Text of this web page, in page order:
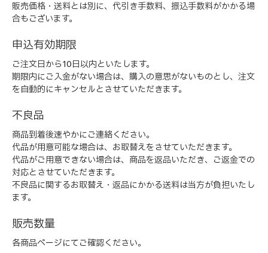
販売価格・送料とは別に、代引き手数料、振込手数料がかかる場
合もございます。
申込有効期限
ご注文日から10日以内といたします。
期限内にご入金がない場合は、購入の意思がないものとし、注文
を自動的にキャンセルとさせていただきます。
不良品
商品到着後速やかにご連絡ください。
代品が用意可能な場合は、お取替えをさせていただきます。
代品がご用意できない場合は、商品を返品いただき、ご返金での
対応とさせていただきます。
不良品に関するお取替え・返品にかかる送料は当方が負担いたし
ます。
販売数量
各商品ページにてご確認ください。